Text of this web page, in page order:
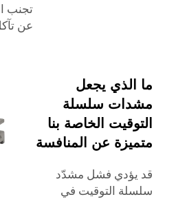
تجنب
عن
ما الذي يجعل
مشدات سلسلة
التوقيت الخاصة بنا
متميزة عن المنافسة
قد يؤدي فشل مشدّد
سلسلة التوقيت في